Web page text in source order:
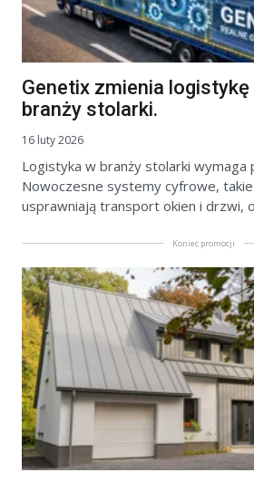
Genetix zmienia
branży stolarki.
16 luty 2026
Logistyka w branży stolarki wymaga
Nowoczesne systemy cyfrowe,
usprawniają transport okien i drzwi,
Koniec promocji